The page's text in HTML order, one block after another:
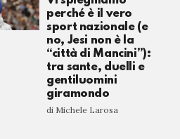
perché è il vero
sport nazionale (e
no, Jesi non è la
“città di Mancini”):
tra sante, duelli e
gentiluomini
giramondo
di Michele Larosa